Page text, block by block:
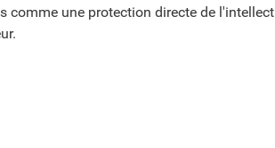
comme une protection directe de l'intellect